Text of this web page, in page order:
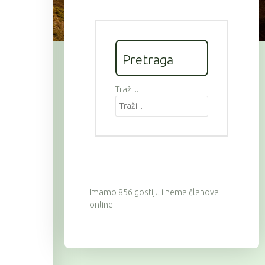
Pretraga
Traži...
Imamo 856 gostiju i nema članova
online